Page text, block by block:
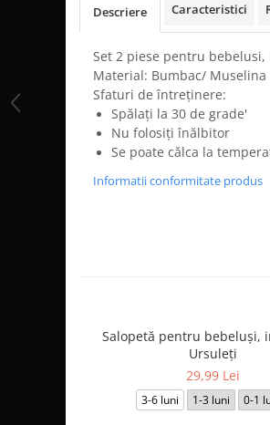
Descriere Caracteristici
Set 2 piese pentru
Material: Bumbac/ Muselina
Sfaturi de întreținere:
Spălați la 30 de grade'
Nu folosiți înălbitor
Se poate călca la
Informatii conformitate produs
Salopetă pentru bebeluși,
Ursuleți
29,99 Lei
3-6 luni 1-3 luni 0-1